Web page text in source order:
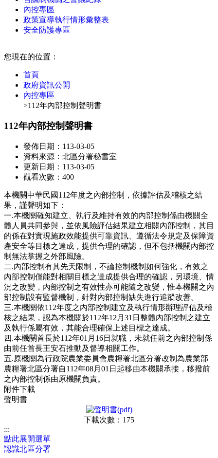
內控專區
政策宣導執行情形彙整表
安全防護專區
您現在的位置：
首頁
政府資訊公開
內控專區
>112年內部控制聲明書
112年內部控制聲明書
發佈日期：113-03-05
資料來源：北區分署秘書室
更新日期：113-03-05
觀看次數：400
本機關中華民國112年度之內部控制，依據評估及稽核之結
果，謹聲明如下：
一.本機關確知建立、執行及維持有效的內部控制係由機關全
體人員共同參與，並依風險評估結果建立相關內部控制，其目
的係在對實現施政效能提供可靠資訊、遵循法令規定及保障資
產安全等目標之達成，提供合理的確認，但不包括機關內部控
制無法掌握之外部風險。
二.內部控制有其先天限制，不論控制機制如何強化，有效之
內部控制僅能對相關目標之達成提供合理的確認，另環境、情
況之改變，內部控制之有效性亦可能隨之改變，惟本機關之內
部控制設有監督機制，針對內部控制缺失進行追蹤改善。
三.本機關依112年度之內部控制建立及執行情形辦理評估及稽
核之結果，認為本機關於112年12月31日整體內部控制之建立
及執行係屬有效，其能合理確保上述目標之達成。
四.本機關首長於112年01月16日就職，未就任前之內部控制係
由前任首長王安石推動及督導相關工作。
五.原機關為行政院農業委員會農糧署北區分署改制為農業部
農糧署北區分署自112年08月01日起移由本機關承接，移撥前
之內部控制係由原機關負責。
附件下載
聲明書
下載次數：175
:::
點此展開選單
認識北區分署